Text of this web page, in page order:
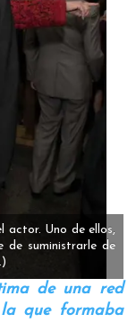
actor. Uno de ellos,
de suministrarle de
de una red
que formaba